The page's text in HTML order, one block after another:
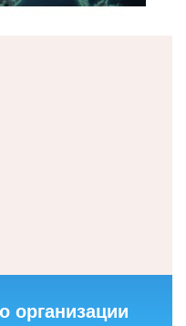
организации